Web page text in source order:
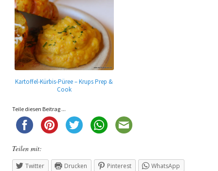
Kartoffel-Kürbis-Püree – Krups Prep &
Cook
Teile diesen Beitrag ...
Teilen mit:
Twitter Drucken Pinterest
WhatsApp